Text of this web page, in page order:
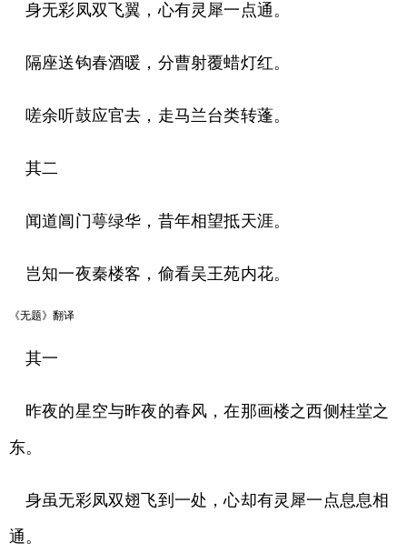
身无彩凤双飞翼，心有灵犀一点通。
隔座送钩春酒暖，分曹射覆蜡灯红。
嗟余听鼓应官去，走马兰台类转蓬。
其二
闻道阊门萼绿华，昔年相望抵天涯。
岂知一夜秦楼客，偷看吴王苑内花。
《无题》翻译
其一
昨夜的星空与昨夜的春风，在那画楼之西侧桂堂之
东。
身虽无彩凤双翅飞到一处，心却有灵犀一点息息相
通。